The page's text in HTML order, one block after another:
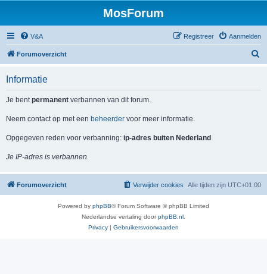
MosForum
V&A Aanmelden
Registreer
Forumoverzicht
Informatie
Je bentpermanent verbannen van dit forum.
Neem contact op met een beheerder voor meer informatie.
Opgegeven reden voor verbanning: ip-adres buiten Nederland
Je IP-adres is verbannen.
Forumoverzicht Alle tijden zijn UTC+01:00
Verwijder cookies
Powered by phpBB® Forum Software © phpBB Limited
Nederlandse vertaling doorphpBB.nl
Privacy | Gebruikersvoorwaarden